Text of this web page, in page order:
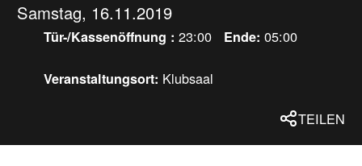
Samstag, 16.11.2019
Tür-/Kassenöffnung : 23:00 Ende: 05:00
Veranstaltungsort: Klubsaal
TEILEN